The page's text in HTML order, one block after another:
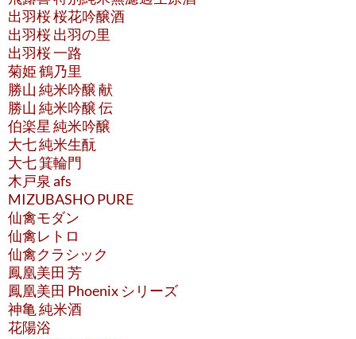
出羽桜 桜花吟醸酒
出羽桜 出羽の里
出羽桜 一路
菊姫 鶴乃里
勝山 純米吟醸 献
勝山 純米吟醸 伝
伯楽星 純米吟醸
大七 純米生酛
大七 箕輪門
木戸泉 afs
MIZUBASHO PURE
仙禽モダン
仙禽レトロ
仙禽クラシック
鳳凰美田 芳
鳳凰美田 Phoenix シリーズ
神亀 純米酒
花陽浴